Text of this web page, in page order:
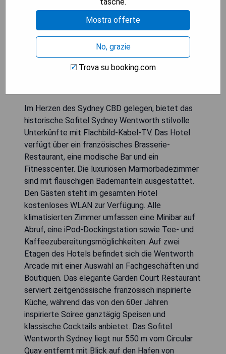
Im Herzen des Sydney CBD gelegen, bietet das
historische Sofitel Sydney Wentworth stilvolle
Unterkünfte mit Flachbild-Kabel-TV. Das Hotel
verfügt über ein französisches Brasserie-
Restaurant, eine modische Bar und ein
Fitnesscenter. Die luxuriösen Marmorbadezimmer
sind mit flauschigen Bademänteln ausgestattet.
Den Gästen steht im gesamten Hotel
kostenloses WLAN zur Verfügung. Alle
klimatisierten Zimmer umfassen eine Minibar auf
Abruf, eine iPod-Dockingstation sowie Tee- und
Kaffeezubereitungsmöglichkeiten. Auf zwei
Etagen des Hotels befindet sich die Wentworth
Arcade mit einer Auswahl an Fachgeschäften und
Boutiquen. Das elegante Garden Court Restaurant
serviert zeitgenössische französisch inspirierte
Küche, während das von den 60er Jahren
inspirierte Soiree ganztägig Speisen und
klassische Cocktails anbietet. Das Sofitel
Wentworth Sydney liegt nur 550 m vom Circular
Quay entfernt mit Blick auf den Hafen von
Mostra offerte
No, grazie
Trova su booking.com